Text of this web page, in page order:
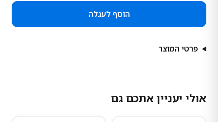
הוסף לעגלה
פרטי המוצר
אולי יעניין אתכם גם